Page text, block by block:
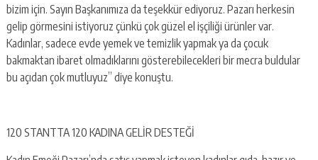
bizim için. Sayın Başkanımıza da teşekkür ediyoruz. Pazarı herkesin
gelip görmesini istiyoruz çünkü çok güzel el işçiliği ürünler var.
Kadınlar, sadece evde yemek ve temizlik yapmak ya da çocuk
bakmaktan ibaret olmadıklarını gösterebilecekleri bir mecra buldular
bu açıdan çok mutluyuz” diye konuştu.
120 STANTTA 120 KADINA GELİR DESTEĞİ